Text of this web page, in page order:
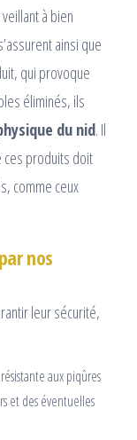
à bien
ainsi que
qui provoque
éliminés, ils
du nid. Il
ces produits doit
comme ceux
nos
leur sécurité,
aux piqûres
et des éventuelles